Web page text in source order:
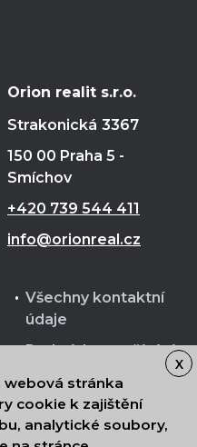
Orion realit s.r.o.
Strakonická 3367
150 00 Praha 5 -
Smíchov
+420 739 544 411
info@orionreal.cz
Všechny kontaktní
údaje
Podmínky používání
Zpracování osobních
údajů
X
stránka
cookie k zajištění
analytické soubory,